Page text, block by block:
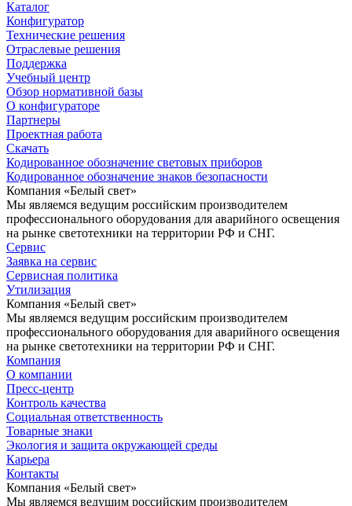
Каталог
Конфигуратор
Технические решения
Отраслевые решения
Поддержка
Учебный центр
Обзор нормативной базы
О конфигураторе
Партнеры
Проектная работа
Скачать
Кодированное обозначение световых приборов
Кодированное обозначение знаков безопасности
Компания «Белый свет»
Мы являемся ведущим российским производителем
профессионального оборудования для аварийного освещения
на рынке светотехники на территории РФ и СНГ.
Сервис
Заявка на сервис
Сервисная политика
Утилизация
Компания «Белый свет»
Мы являемся ведущим российским производителем
профессионального оборудования для аварийного освещения
на рынке светотехники на территории РФ и СНГ.
Компания
О компании
Пресс-центр
Контроль качества
Социальная ответственность
Товарные знаки
Экология и защита окружающей среды
Карьера
Контакты
Компания «Белый свет»
Мы являемся ведущим российским производителем